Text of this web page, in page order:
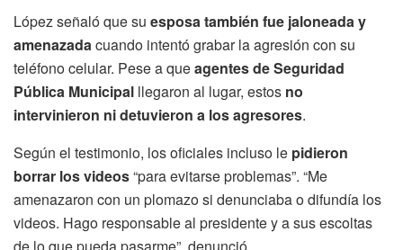
López señaló que su esposa también fue jaloneada y
amenazadacuando intentó grabar la agresión con su
teléfono celular. Pese a queagentes de Seguridad
Pública Municipal llegaron al lugar, estos no
intervinieron ni detuvieron a los agresores.
Según el testimonio, los oficiales incluso le pidieron
borrar los videos“para evitarse problemas”. “Me
amenazaron con un plomazo si denunciaba o difundía los
videos. Hago responsable al presidente y a sus escoltas